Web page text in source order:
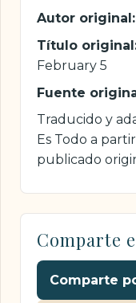
Autor original:
Título
February 5
Fuente
Traducido y
Es Todo a
publicado
Comparte
Comparte